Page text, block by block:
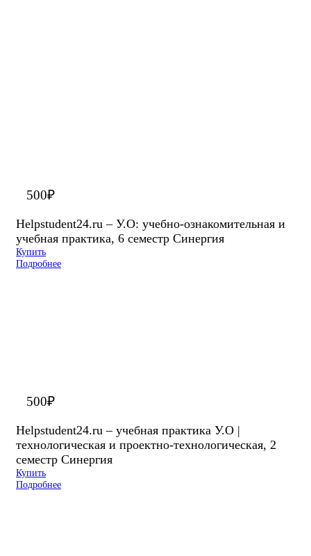
500₽
Helpstudent24.ru – У.О: учебно-ознакомительная и
учебная практика, 6 семестр Синергия
Купить
Подробнее
500₽
Helpstudent24.ru – учебная практика У.О |
технологическая и проектно-технологическая, 2
семестр Синергия
Купить
Подробнее